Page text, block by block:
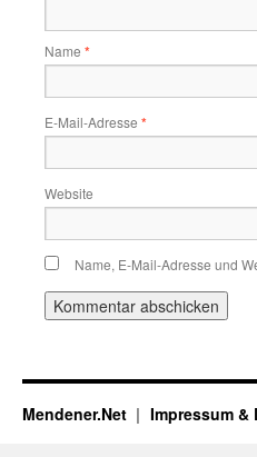
Name *
E-Mail-Adresse *
Website
Name, E-Mail-Adresse und
Mendener.Net Impressum &